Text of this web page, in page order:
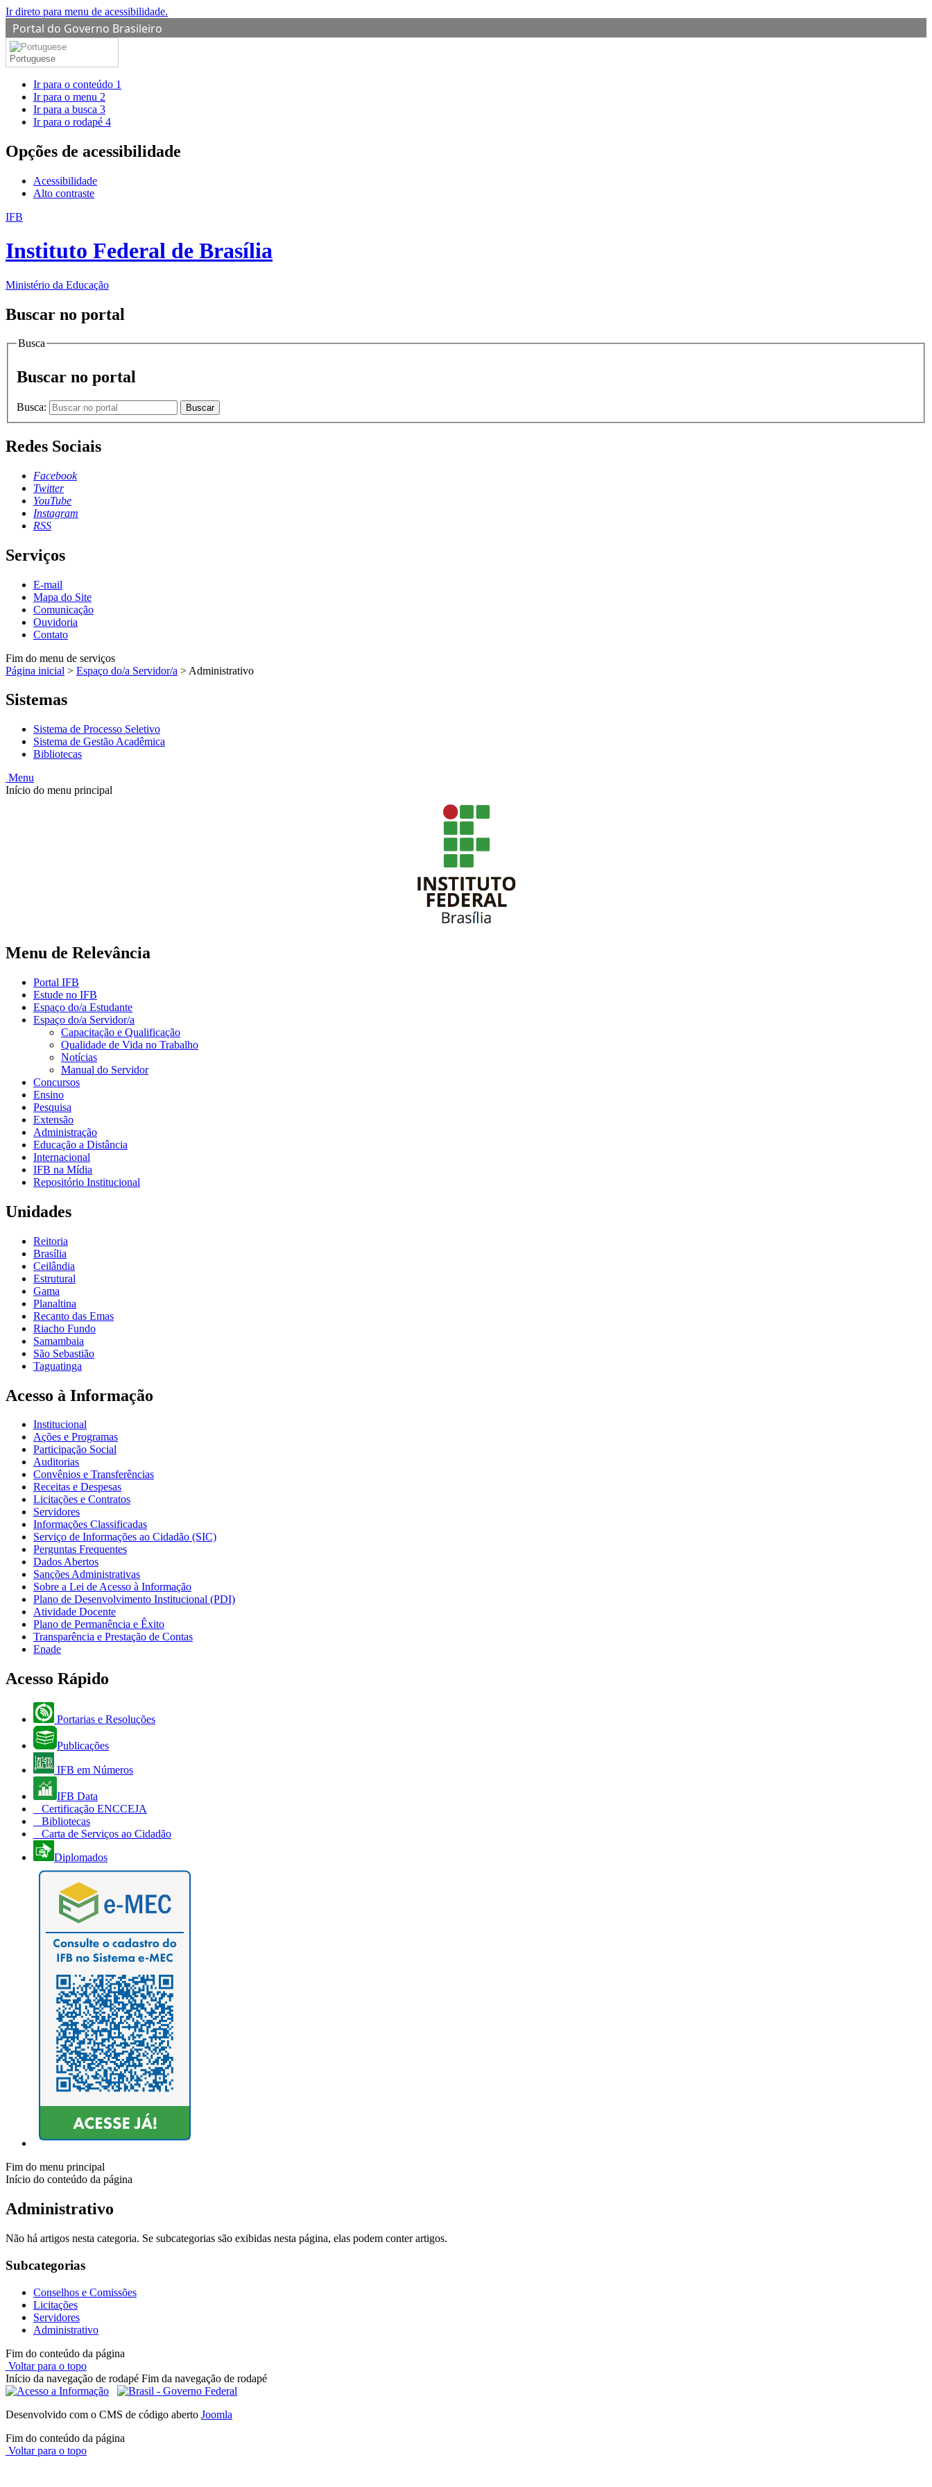
Ir direto para menu de acessibilidade.
Portal do Governo Brasileiro
Portuguese
Ir para o conteúdo 1
Ir para o menu 2
Ir para a busca 3
Ir para o rodapé 4
Opções de acessibilidade
Acessibilidade
Alto contraste
IFB
Instituto Federal de Brasília
Ministério da Educação
Buscar no portal
Busca
Buscar no portal
Busca: Buscar
Redes Sociais
Facebook
Twitter
YouTube
Instagram
RSS
Serviços
E-mail
Mapa do Site
Comunicação
Ouvidoria
Contato
Fim do menu de serviços
Página inicial > Espaço do/a Servidor/a > Administrativo
Sistemas
Sistema de Processo Seletivo
Sistema de Gestão Acadêmica
Bibliotecas
Menu
Início do menu principal
Menu de Relevância
Portal IFB
Estude no IFB
Espaço do/a Estudante
Espaço do/a Servidor/a
Capacitação e Qualificação
Qualidade de Vida no Trabalho
Notícias
Manual do Servidor
Concursos
Ensino
Pesquisa
Extensão
Administração
Educação a Distância
Internacional
IFB na Mídia
Repositório Institucional
Unidades
Reitoria
Brasília
Ceilândia
Estrutural
Gama
Planaltina
Recanto das Emas
Riacho Fundo
Samambaia
São Sebastião
Taguatinga
Acesso à Informação
Institucional
Ações e Programas
Participação Social
Auditorias
Convênios e Transferências
Receitas e Despesas
Licitações e Contratos
Servidores
Informações Classificadas
Serviço de Informações ao Cidadão (SIC)
Perguntas Frequentes
Dados Abertos
Sanções Administrativas
Sobre a Lei de Acesso à Informação
Plano de Desenvolvimento Institucional (PDI)
Atividade Docente
Plano de Permanência e Êxito
Transparência e Prestação de Contas
Enade
Acesso Rápido
Portarias e Resoluções
Publicações
IFB em Números
IFB Data
Certificação ENCCEJA
Bibliotecas
Carta de Serviços ao Cidadão
Diplomados
Fim do menu principal
Início do conteúdo da página
Administrativo
Não há artigos nesta categoria. Se subcategorias são exibidas nesta página, elas podem conter artigos.
Subcategorias
Conselhos e Comissões
Licitações
Servidores
Administrativo
Fim do conteúdo da página
Voltar para o topo
Início da navegação de rodapé Fim da navegação de rodapé
Desenvolvido com o CMS de código aberto Joomla
Fim do conteúdo da página
Voltar para o topo